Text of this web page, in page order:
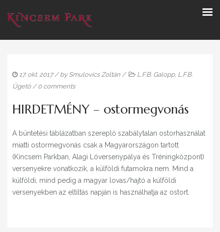
17. okt. 2017/ by Smulovics Zoltán / L.F.B. Galopp, L.F.B.
Ügető /0 comments
HIRDETMÉNY – ostormegvonás
A büntetési táblázatban szereplő szabálytalan ostorhasználat
miatti ostormegvonás csak a Magyarországon tartott
(Kincsem Parkban, Alagi Lóversenypálya és Tréningközpont)
versenyekre vonatkozik, a külföldi futamokra nem. Mind a
külföldi, mind pedig a magyar lovas/hajtó a külföldi
versenyekben az eltiltás napján is használhatja az ostort.